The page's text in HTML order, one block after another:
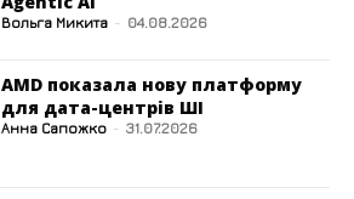
Вольга Микита - 04.08.2026
AMD показала нову платформу
для дата-центрів ШІ
Анна Сапожко - 31.07.2026